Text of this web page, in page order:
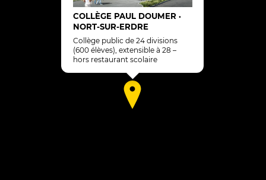
COLLÈGE PAUL DOUMER •
NORT-SUR-ERDRE
Collège public de 24 divisions
(600 élèves), extensible à 28 –
hors restaurant scolaire